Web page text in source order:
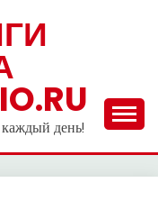
день!